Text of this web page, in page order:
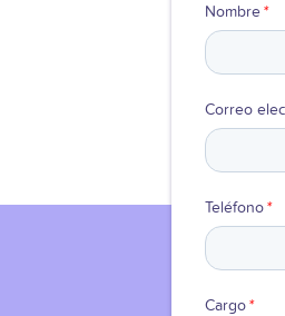
Nombre*
Correo
Teléfono*
Cargo*